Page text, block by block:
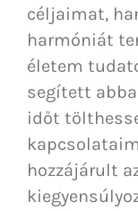
céljaimat,
harmóniát
életem
segített
időt
hozzájárult